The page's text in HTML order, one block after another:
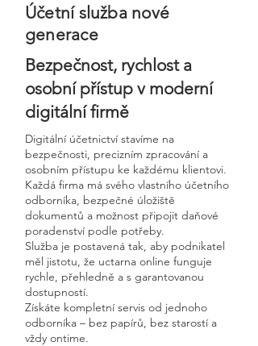
Účetní služba nové
generace
Bezpečnost, rychlost a
osobní přístup v moderní
digitální firmě
Digitální účetnictví stavíme na
bezpečnosti, precizním zpracování a
osobním přístupu ke každému klientovi.
Každá firma má svého vlastního účetního
odborníka, bezpečné úložiště
dokumentů a možnost připojit daňové
poradenství podle potřeby.
Služba je postavená tak, aby podnikatel
měl jistotu, že uctarna online funguje
rychle, přehledně a s garantovanou
dostupností.
Získáte kompletní servis od jednoho
odborníka – bez papírů, bez starostí a
vždy ontime.